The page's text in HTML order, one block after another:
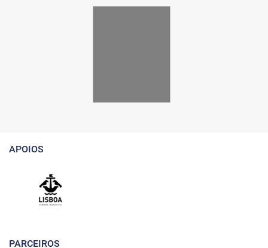
APOIOS
PARCEIROS